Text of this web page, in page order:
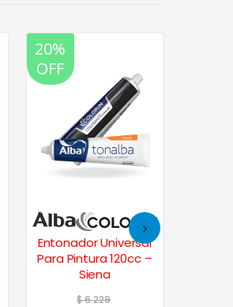
20%
OFF
Entonador Universal
Para Pintura 120cc –
Siena
$6.229